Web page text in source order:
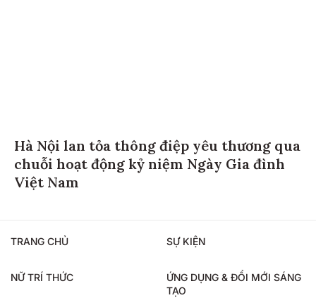
Hà Nội lan tỏa thông điệp yêu thương qua
chuỗi hoạt động kỷ niệm Ngày Gia đình
Việt Nam
TRANG CHỦ SỰ KIỆN
NỮ TRÍ THỨC
ỨNG DỤNG & ĐỔI MỚI SÁNG
TẠO